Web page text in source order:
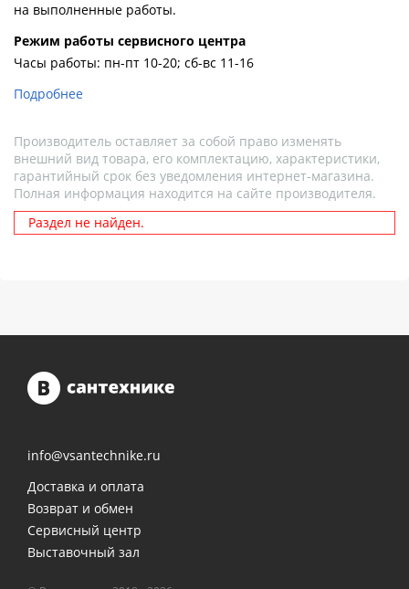
на выполненные работы.
Pежим работы сервисного центра
Часы работы: пн-пт 10-20; сб-вс 11-16
Подробнее
Производитель оставляет за собой право изменять
внешний вид товара, его комплектацию, характеристики,
гарантийный срок без уведомления интернет-магазина.
Полная информация находится на сайте производителя.
Раздел не найден.
info@vsantechnike.ru
Доставка и оплата
Возврат и обмен
Сервисный центр
Выставочный зал